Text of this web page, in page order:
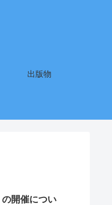
出版物
開催につい